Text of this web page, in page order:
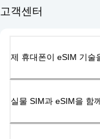
고객센터
제 휴대폰이 eSIM 기술
실물 SIM과 eSIM을 함